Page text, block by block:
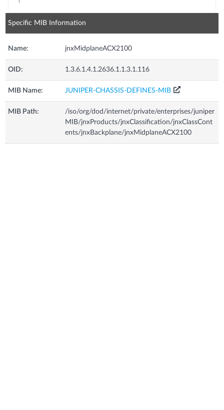
Specific MIB Information
Name: jnxMidplaneACX2100
OID: 1.3.6.1.4.1.2636.1.1.3.1.116
MIB Name: JUNIPER-CHASSIS-DEFINES-MIB
MIB Path:
/iso/org/dod/internet/private/enterprises/juniper
MIB/jnxProducts/jnxClassification/jnxClassCont
ents/jnxBackplane/jnxMidplaneACX2100